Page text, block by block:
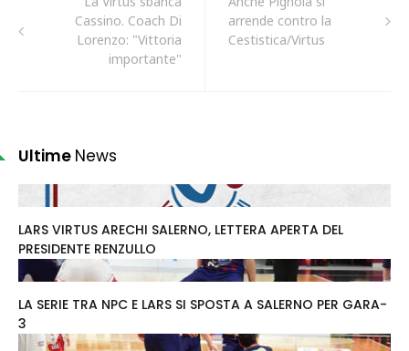
Cassino. Coach Di
Lorenzo: "Vittoria
importante"
arrende contro la
Cestistica/Virtus
Ultime News
LARS VIRTUS ARECHI SALERNO, LETTERA APERTA DEL
PRESIDENTE RENZULLO
LA SERIE TRA NPC E LARS SI SPOSTA A SALERNO PER GARA-
3